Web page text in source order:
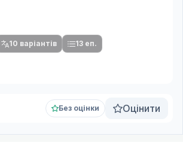
10 варіантів 13 еп.
Без оцінки Оцінити